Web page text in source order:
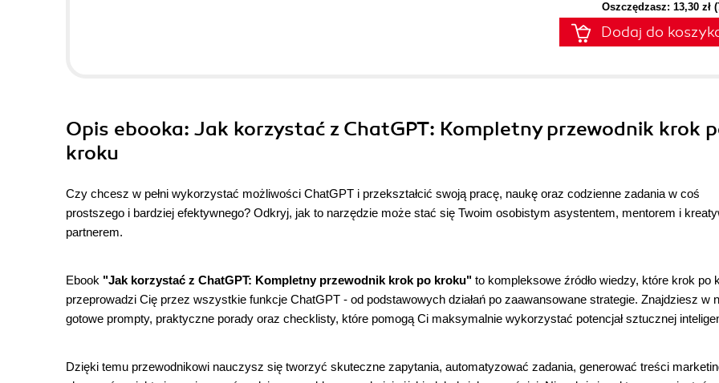
Oszczędzasz: 13,30 zł
Dodaj do
Opis ebooka: Jak korzystać z ChatGPT: Kompletny przewodnik krok
kroku
Czy chcesz w pełni wykorzystać możliwości ChatGPT i przekształcić swoją pracę, naukę oraz codzienne zadania w coś
prostszego i bardziej efektywnego? Odkryj, jak to narzędzie może stać się Twoim osobistym asystentem, mentorem i
partnerem.
Ebook "Jak korzystać z ChatGPT: Kompletny przewodnik krok po kroku" to kompleksowe źródło wiedzy, które krok po
przeprowadzi Cię przez wszystkie funkcje ChatGPT - od podstawowych działań po zaawansowane strategie. Znajdziesz w
gotowe prompty, praktyczne porady oraz checklisty, które pomogą Ci maksymalnie wykorzystać potencjał sztucznej
Dzięki temu przewodnikowi nauczysz się tworzyć skuteczne zapytania, automatyzować zadania, generować treści